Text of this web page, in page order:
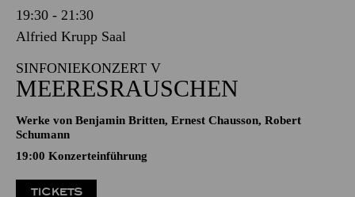
Donnerstag
21.01.2027
19:30 - 21:30
Alfried Krupp Saal
SINFONIEKONZERT V
MEERESRAUSCHEN
Schumann